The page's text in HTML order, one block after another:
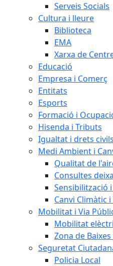
Serveis Socials
Cultura i lleure
Biblioteca
EMA
Xarxa de
Educació
Empresa i Comerç
Entitats
Esports
Formació i
Hisenda i Tributs
Igualtat i drets civils
Medi Ambient i
Qualitat de
Consultes
Sensibilització
Canvi Climàtic
Mobilitat i Via
Mobilitat
Zona de
Seguretat
Policia Local